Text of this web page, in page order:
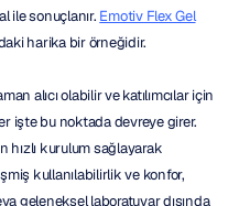
ile sonuçlanır. Emotiv Flex Gel
harika bir örneğidir.
alıcı olabilir ve katılımcılar için
işte bu noktada devreye girer.
hızlı kurulum sağlayarak
kullanılabilirlik ve konfor,
geleneksel laboratuvar dışında